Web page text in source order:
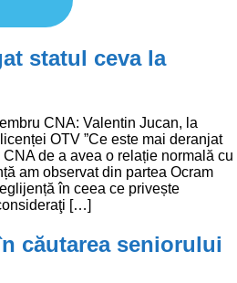
statul ceva la
CNA: Valentin Jucan, la
OTV ”Ce este mai deranjat
de a avea o relație normală cu
am observat din partea Ocram
în ceea ce privește
[…]
căutarea seniorului